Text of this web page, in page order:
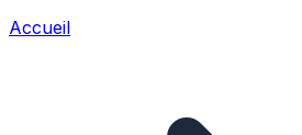
Accueil